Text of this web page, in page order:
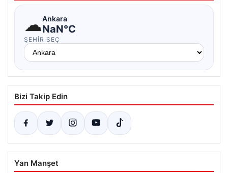
☁Ankara
NaN°C
ŞEHIR SEÇ
Bizi Takip Edin
Yan Manşet